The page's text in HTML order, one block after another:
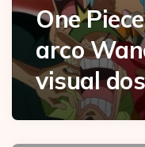
One
arco
visual